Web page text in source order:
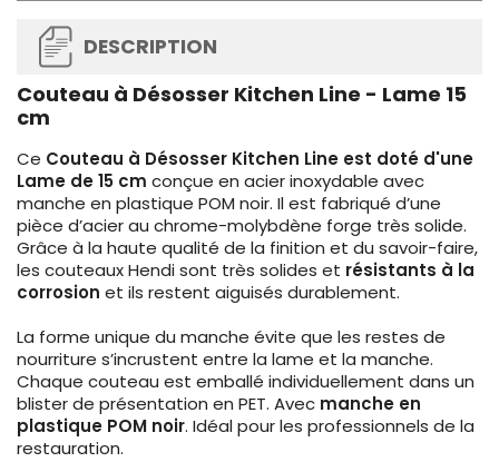
DESCRIPTION
Couteau à Désosser Kitchen Line - Lame 15
cm
Ce Couteau à Désosser Kitchen Line est doté d'une
Lame de 15 cm conçue en acier inoxydable avec
manche en plastique POM noir. Il est fabriqué d’une
pièce d’acier au chrome-molybdène forge très solide.
Grâce à la haute qualité de la finition et du savoir-faire,
les couteaux Hendi sont très solides et résistants à la
corrosion et ils restent aiguisés durablement.
La forme unique du manche évite que les restes de
nourriture s’incrustent entre la lame et la manche.
Chaque couteau est emballé individuellement dans un
blister de présentation en PET. Avec manche en
plastique POM noir. Idéal pour les professionnels de la
restauration.